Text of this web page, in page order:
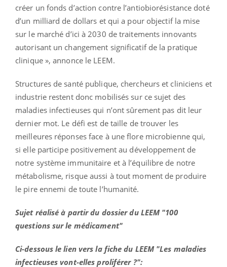
créer un fonds d’action contre l’antiobiorésistance doté
d’un milliard de dollars et qui a pour objectif la mise
sur le marché d’ici à 2030 de traitements innovants
autorisant un changement significatif de la pratique
clinique », annonce le LEEM.
Structures de santé publique, chercheurs et cliniciens et
industrie restent donc mobilisés sur ce sujet des
maladies infectieuses qui n’ont sûrement pas dit leur
dernier mot. Le défi est de taille de trouver les
meilleures réponses face à une flore microbienne qui,
si elle participe positivement au développement de
notre système immunitaire et à l’équilibre de notre
métabolisme, risque aussi à tout moment de produire
le pire ennemi de toute l’humanité.
Sujet réalisé à partir du dossier du LEEM "100
questions sur le médicament"
Ci-dessous le lien vers la fiche du LEEM "Les maladies
infectieuses vont-elles proliférer ?":